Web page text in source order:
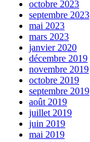
octobre 2023
septembre 2023
mai 2023
mars 2023
janvier 2020
décembre 2019
novembre 2019
octobre 2019
septembre 2019
août 2019
juillet 2019
juin 2019
mai 2019